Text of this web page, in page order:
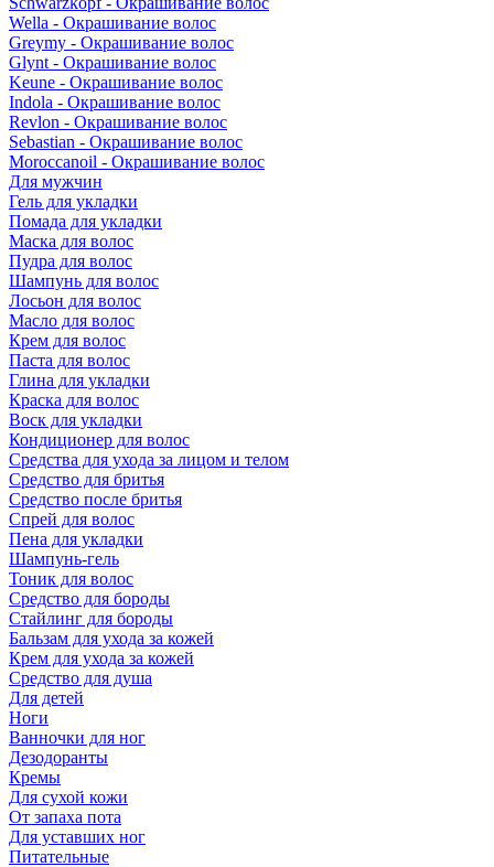
Wella - Окрашивание волос
Greymy - Окрашивание волос
Glynt - Окрашивание волос
Keune - Окрашивание волос
Indola - Окрашивание волос
Revlon - Окрашивание волос
Sebastian - Окрашивание волос
Moroccanoil - Окрашивание волос
Для мужчин
Гель для укладки
Помада для укладки
Маска для волос
Пудра для волос
Шампунь для волос
Лосьон для волос
Масло для волос
Крем для волос
Паста для волос
Глина для укладки
Краска для волос
Воск для укладки
Кондиционер для волос
Средства для ухода за лицом и телом
Средство для бритья
Средство после бритья
Спрей для волос
Пена для укладки
Шампунь-гель
Тоник для волос
Средство для бороды
Стайлинг для бороды
Бальзам для ухода за кожей
Крем для ухода за кожей
Средство для душа
Для детей
Ноги
Ванночки для ног
Дезодоранты
Кремы
Для сухой кожи
От запаха пота
Для уставших ног
Питательные